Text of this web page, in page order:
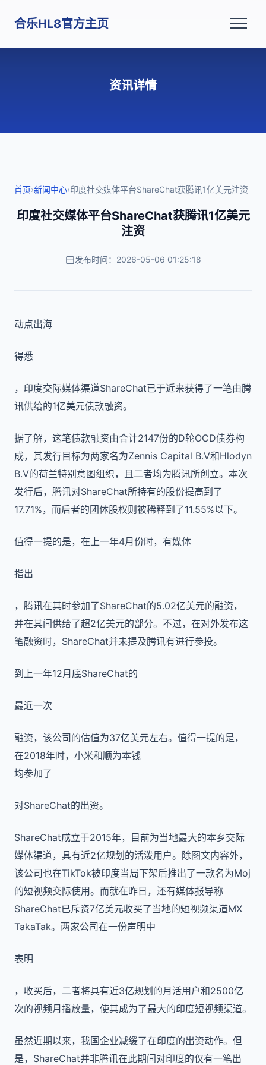
合乐HL8官方主页
资讯详情
首页›新闻中心›印度社交媒体平台ShareChat获腾讯1亿美元注资
印度社交媒体平台ShareChat获腾讯1亿美元
注资
发布时间：2026-05-06 01:25:18
动点出海
得悉
，印度交际媒体渠道ShareChat已于近来获得了一笔由腾
讯供给的1亿美元债款融资。
据了解，这笔债款融资由合计2147份的D轮OCD债券构
成，其发行目标为两家名为Zennis Capital B.V和Hlodyn
B.V的荷兰特别意图组织，且二者均为腾讯所创立。本次
发行后，腾讯对ShareChat所持有的股份提高到了
17.71%，而后者的团体股权则被稀释到了11.55%以下。
值得一提的是，在上一年4月份时，有媒体
指出
，腾讯在其时参加了ShareChat的5.02亿美元的融资，
并在其间供给了超2亿美元的部分。不过，在对外发布这
笔融资时，ShareChat并未提及腾讯有进行参投。
到上一年12月底ShareChat的
最近一次
融资，该公司的估值为37亿美元左右。值得一提的是，
在2018年时，小米和顺为本钱
均参加了
对ShareChat的出资。
ShareChat成立于2015年，目前为当地最大的本乡交际
媒体渠道，具有近2亿规划的活泼用户。除图文内容外，
该公司也在TikTok被印度当局下架后推出了一款名为Moj
的短视频交际使用。而就在昨日，还有媒体报导称
ShareChat已斥资7亿美元收买了当地的短视频渠道MX
TakaTak。两家公司在一份声明中
表明
，收买后，二者将具有近3亿规划的月活用户和2500亿
次的视频月播放量，使其成为了最大的印度短视频渠道。
虽然近期以来，我国企业减缓了在印度的出资动作。但
是， ShareChat并非腾讯在此期间对印度的仅有一笔出